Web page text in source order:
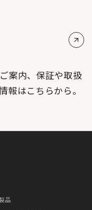
案内、保証や取扱
報はこちらから。
品